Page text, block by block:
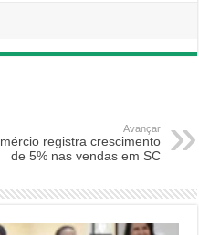
Avançar
registra crescimento
de 5% nas vendas em SC